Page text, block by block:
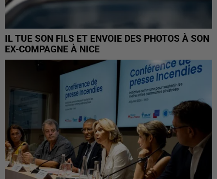
IL TUE SON FILS ET ENVOIE DES PHOTOS À SON
EX-COMPAGNE À NICE